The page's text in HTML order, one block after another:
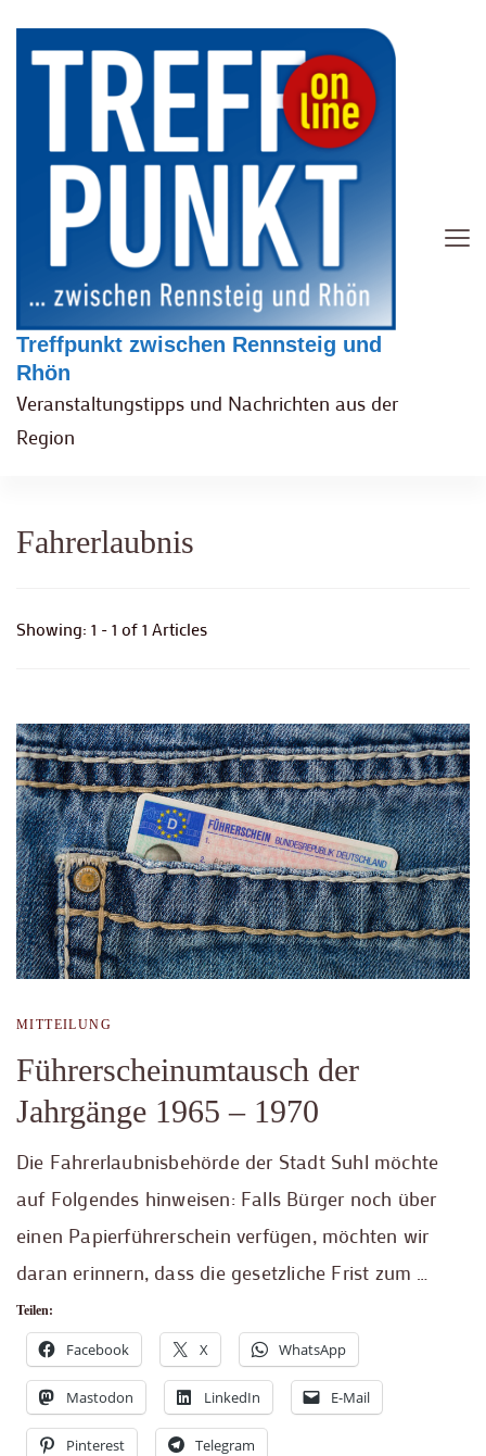
Treffpunkt zwischen Rennsteig und
Rhön
Veranstaltungstipps und Nachrichten aus der
Region
Fahrerlaubnis
Showing: 1 - 1 of 1 Articles
MITTEILUNG
Führerscheinumtausch der
Jahrgänge 1965 – 1970
Die Fahrerlaubnisbehörde der Stadt Suhl möchte
auf Folgendes hinweisen: Falls Bürger noch über
einen Papierführerschein verfügen, möchten wir
daran erinnern, dass die gesetzliche Frist zum …
Teilen:
Facebook X WhatsApp
Mastodon LinkedIn E-Mail
Pinterest Telegram